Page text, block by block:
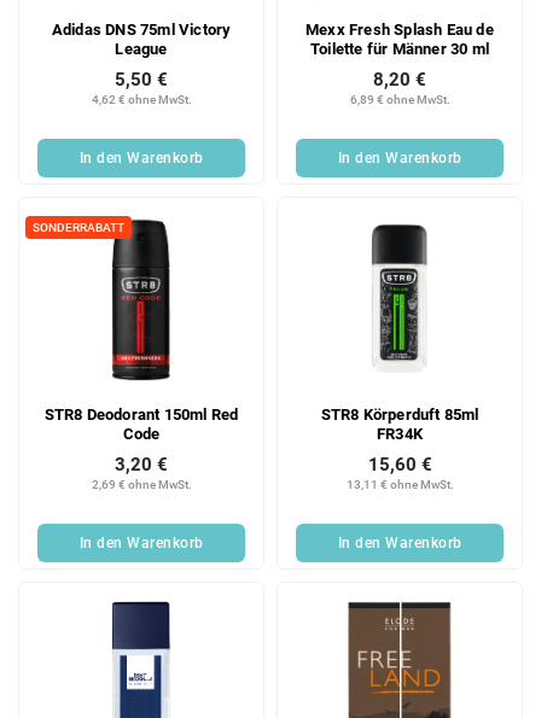
Adidas DNS 75ml Victory
League
4,62 € ohne MwSt.
5,50 €
In den Warenkorb
Mexx Fresh Splash Eau de
Toilette für Männer 30 ml
6,89 € ohne MwSt.
8,20 €
In den Warenkorb
SONDERRABATT
STR8 Deodorant 150ml Red
Code
2,69 € ohne MwSt.
3,20 €
In den Warenkorb
STR8 Körperduft 85ml
FR34K
13,11 € ohne MwSt.
15,60 €
In den Warenkorb